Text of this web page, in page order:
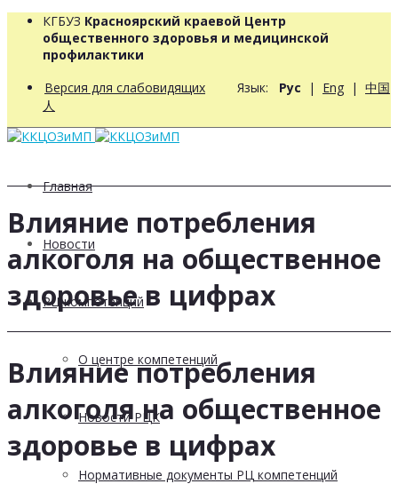
КГБУЗ Красноярский краевой Центр
общественного здоровья и медицинской
профилактики
Версия для слабовидящих Язык: Рус | Eng | 中国
人
Главная
Новости
РЦ компетенций
О центре компетенций
Новости РЦК
Нормативные документы РЦ компетенций
Влияние потребления
алкоголя на общественное
здоровье в цифрах
Влияние потребления
алкоголя на общественное
здоровье в цифрах